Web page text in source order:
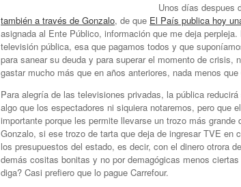
Unos días despues
también a través de Gonzalo, de que El País publica hoy
asignada al Ente Público, información que me deja
televisión pública, esa que pagamos todos y que
para sanear su deuda y para superar el momento de crisis,
gastar mucho más que en años anteriores, nada menos
Para alegría de las televisiones privadas, la pública
algo que los espectadores ni siquiera notaremos, pero que
importante porque les permite llevarse un trozo más
Gonzalo, si ese trozo de tarta que deja de ingresar TVE en
los presupuestos del estado, es decir, con el dinero otrora
demás cositas bonitas y no por demagógicas menos
diga? Casi prefiero que lo pague Carrefour.